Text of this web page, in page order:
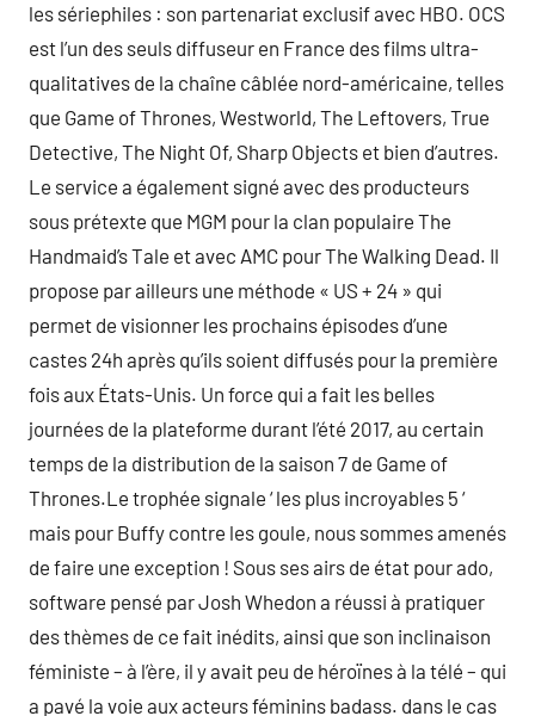
les sériephiles : son partenariat exclusif avec HBO. OCS
est l’un des seuls diffuseur en France des films ultra-
qualitatives de la chaîne câblée nord-américaine, telles
que Game of Thrones, Westworld, The Leftovers, True
Detective, The Night Of, Sharp Objects et bien d’autres.
Le service a également signé avec des producteurs
sous prétexte que MGM pour la clan populaire The
Handmaid’s Tale et avec AMC pour The Walking Dead. Il
propose par ailleurs une méthode « US + 24 » qui
permet de visionner les prochains épisodes d’une
castes 24h après qu’ils soient diffusés pour la première
fois aux États-Unis. Un force qui a fait les belles
journées de la plateforme durant l’été 2017, au certain
temps de la distribution de la saison 7 de Game of
Thrones.Le trophée signale ‘ les plus incroyables 5 ‘
mais pour Buffy contre les goule, nous sommes amenés
de faire une exception ! Sous ses airs de état pour ado,
software pensé par Josh Whedon a réussi à pratiquer
des thèmes de ce fait inédits, ainsi que son inclinaison
féministe – à l’ère, il y avait peu de héroïnes à la télé – qui
a pavé la voie aux acteurs féminins badass. dans le cas